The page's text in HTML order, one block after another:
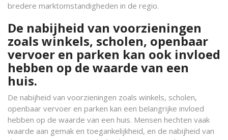
bredere marktomstandigheden in de regio.
De nabijheid van voorzieningen
zoals winkels, scholen, openbaar
vervoer en parken kan ook invloed
hebben op de waarde van een
huis.
De nabijheid van voorzieningen zoals winkels, scholen,
openbaar vervoer en parken kan een belangrijke invloed
hebben op de waarde van een huis. Mensen hechten vaak
waarde aan gemak en toegankelijkheid, en de nabijheid van